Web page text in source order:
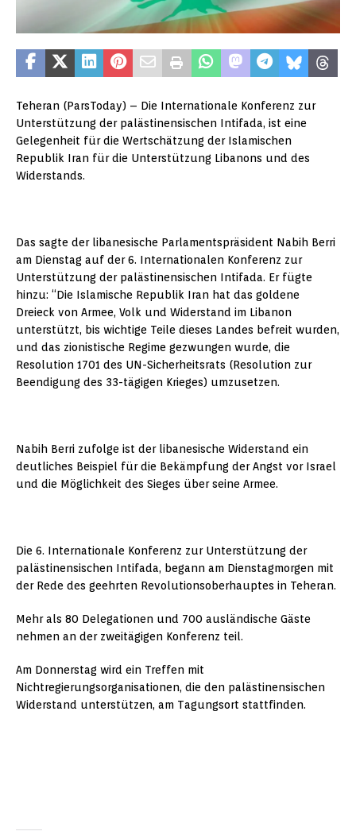
Teheran (ParsToday) – Die Internationale Konferenz zur
Unterstützung der palästinensischen Intifada, ist eine
Gelegenheit für die Wertschätzung der Islamischen
Republik Iran für die Unterstützung Libanons und des
Widerstands.
Das sagte der libanesische Parlamentspräsident Nabih Berri
am Dienstag auf der 6. Internationalen Konferenz zur
Unterstützung der palästinensischen Intifada. Er fügte
hinzu: “Die Islamische Republik Iran hat das goldene
Dreieck von Armee, Volk und Widerstand im Libanon
unterstützt, bis wichtige Teile dieses Landes befreit wurden,
und das zionistische Regime gezwungen wurde, die
Resolution 1701 des UN-Sicherheitsrats (Resolution zur
Beendigung des 33-tägigen Krieges) umzusetzen.
Nabih Berri zufolge ist der libanesische Widerstand ein
deutliches Beispiel für die Bekämpfung der Angst vor Israel
und die Möglichkeit des Sieges über seine Armee.
Die 6. Internationale Konferenz zur Unterstützung der
palästinensischen Intifada, begann am Dienstagmorgen mit
der Rede des geehrten Revolutionsoberhauptes in Teheran.
Mehr als 80 Delegationen und 700 ausländische Gäste
nehmen an der zweitägigen Konferenz teil.
Am Donnerstag wird ein Treffen mit
Nichtregierungsorganisationen, die den palästinensischen
Widerstand unterstützen, am Tagungsort stattfinden.